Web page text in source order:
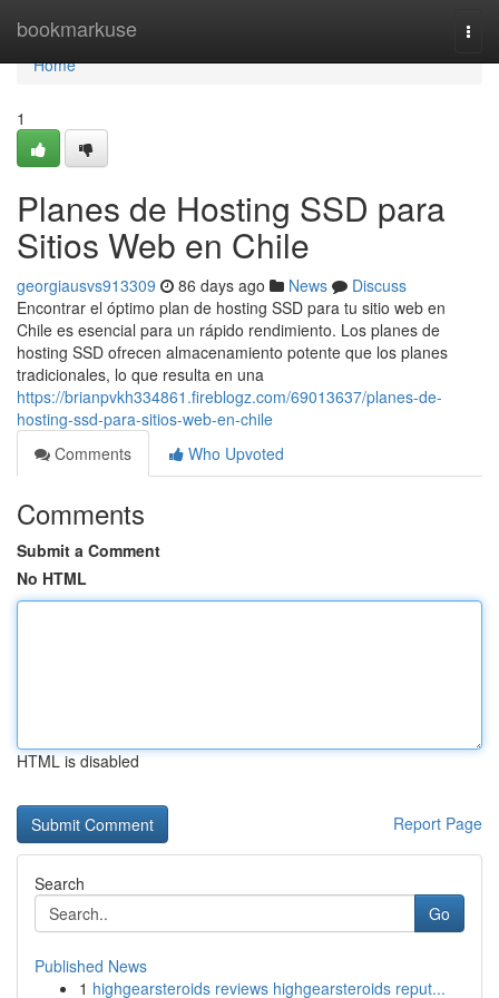
bookmarkuse
Home
Home
1
Planes de Hosting SSD para
Sitios Web en Chile
georgiausvs913309 86 days ago News
Discuss
Encontrar el óptimo plan de hosting SSD para tu sitio web en
Chile es esencial para un rápido rendimiento. Los planes de
hosting SSD ofrecen almacenamiento potente que los planes
tradicionales, lo que resulta en una
https://brianpvkh334861.fireblogz.com/69013637/planes-de-
hosting-ssd-para-sitios-web-en-chile
Comments
Who Upvoted
Comments
Submit a Comment
No HTML
HTML is disabled
Report Page
Search
Go
Published News
1 highgearsteroids reviews highgearsteroids reput...